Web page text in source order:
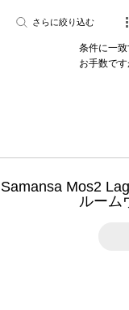
さらに絞り込む
条件に一致
お手数で
Samansa Mos2
ルーム